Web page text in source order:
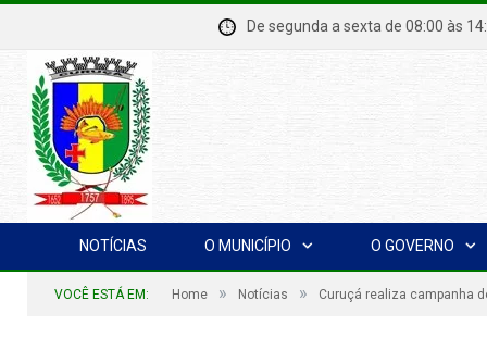
De segunda a sexta de 08:00
NOTÍCIAS O MUNICÍPIO O GOVERNO
VOCÊ ESTÁ EM: Home » Notícias » Curuçá realiza campanha